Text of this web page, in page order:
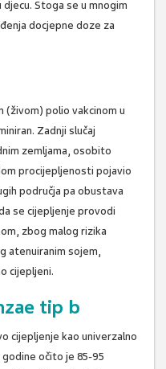
Stoga se u mnogim
docjepne doze za
(živom) polio vakcinom u
Zadnji slučaj
zemljama, osobito
procijepljenosti pojavio
područja pa obustava
se cijepljenje provodi
zbog malog rizika
atenuiranim sojem,
cijepljeni.
tip b
cijepljenje kao univerzalno
očito je 85-95